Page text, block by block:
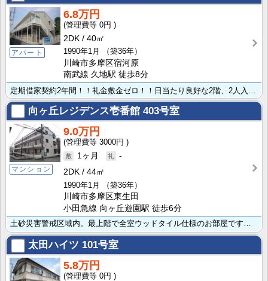
アパート
6.8万円
0円
2DK
40㎡
1990年1月
（築36年）
川崎市多摩区宿河原
南武線 久地駅 徒歩8分
向ヶ丘レジデンス壱番館 403号室
マンション
9.0万円
3000円
1ヶ月
-
2DK
44㎡
1990年1月
（築36年）
川崎市多摩区東生田
小田急線 向ヶ丘遊園駅 徒歩6分
土砂災害警戒区域内。最上階で全室ウッドタイル仕様のお部屋です！家計にやさしい都市ガス、バス・トイレ独･･･
太田ハイツ 101号室
5.8万円
0円